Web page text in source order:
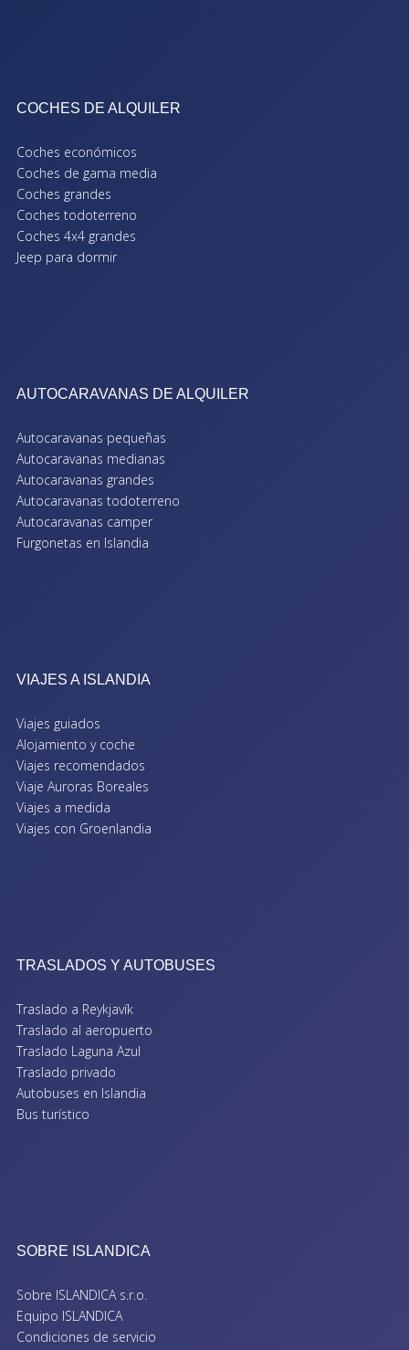
COCHES DE ALQUILER
Coches económicos
Coches de gama media
Coches grandes
Coches todoterreno
Coches 4x4 grandes
Jeep para dormir
AUTOCARAVANAS DE ALQUILER
Autocaravanas pequeñas
Autocaravanas medianas
Autocaravanas grandes
Autocaravanas todoterreno
Autocaravanas camper
Furgonetas en Islandia
VIAJES A ISLANDIA
Viajes guiados
Alojamiento y coche
Viajes recomendados
Viaje Auroras Boreales
Viajes a medida
Viajes con Groenlandia
TRASLADOS Y AUTOBUSES
Traslado a Reykjavík
Traslado al aeropuerto
Traslado Laguna Azul
Traslado privado
Autobuses en Islandia
Bus turístico
SOBRE ISLANDICA
Sobre ISLANDICA s.r.o.
Equipo ISLANDICA
Condiciones de servicio